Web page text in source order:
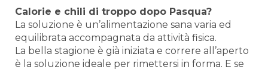
Calorie e chili di troppo dopo Pasqua?
La soluzione è un’alimentazione sana varia ed
equilibrata accompagnata da attività fisica.
La bella stagione è già iniziata e correre all’aperto
è la soluzione ideale per rimettersi in forma. E se